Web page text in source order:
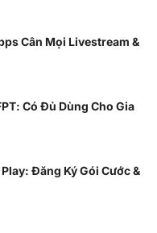
Cân Mọi Livestream &
Có Đủ Dùng Cho Gia
Đăng Ký Gói Cước &